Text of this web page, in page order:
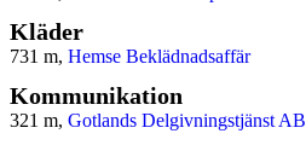
Kläder
731 m, Hemse Beklädnadsaffär
Kommunikation
321 m, Gotlands Delgivningstjänst AB